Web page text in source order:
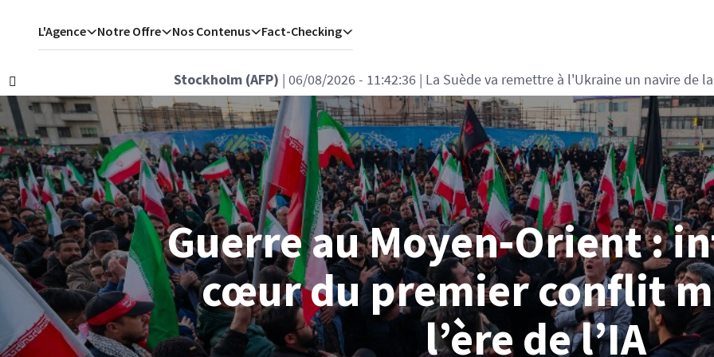
L'Agence Notre Offre Nos Contenus Fact-Checking
Berlin (AFP)| 06/08/2026 - 10:54:10| Allemagne: arrestation d'un Ukrainien accusé
Guerre au Moyen‑Orient :
cœur du premier conflit
l’ère de l’IA